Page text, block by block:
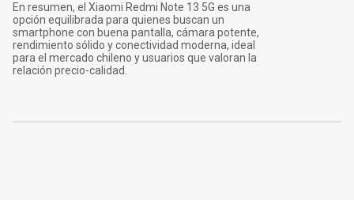
En resumen, el Xiaomi Redmi Note 13 5G es una
opción equilibrada para quienes buscan un
smartphone con buena pantalla, cámara potente,
rendimiento sólido y conectividad moderna, ideal
para el mercado chileno y usuarios que valoran la
relación precio-calidad.